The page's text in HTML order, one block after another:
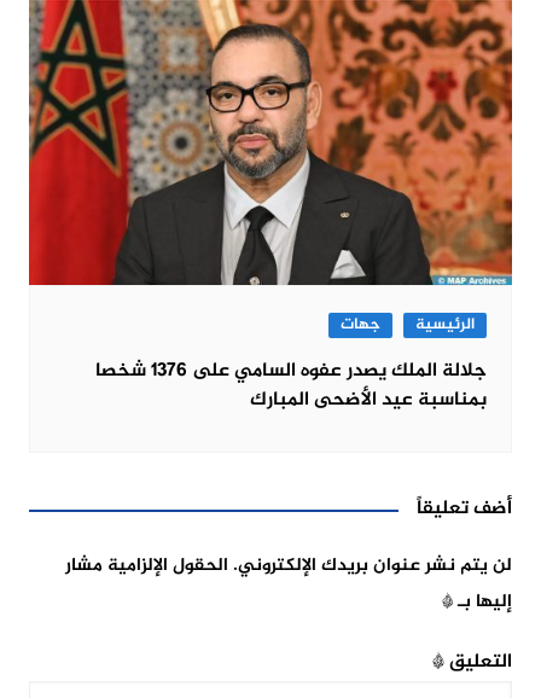
الرئيسية جهات
جلالة الملك يصدر عفوه السامي على 1376 شخصا
بمناسبة عيد الأضحى المبارك
أضف تعليقاً
لن يتم نشر عنوان بريدك الإلكتروني. الحقول الإلزامية مشار
إليها بـ*
التعليق*